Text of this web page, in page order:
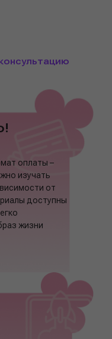
оплаты –
изучать
от
доступны
жизни